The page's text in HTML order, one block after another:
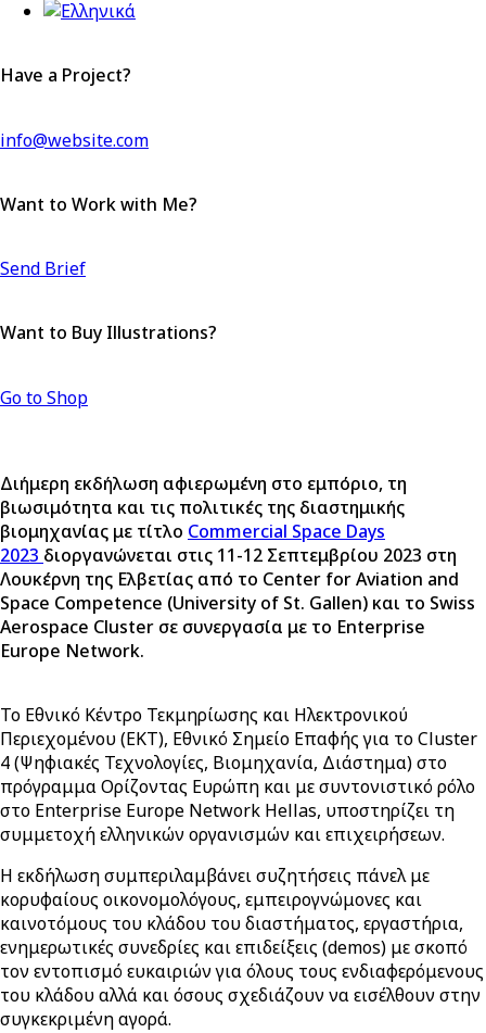
1
xHave a Project?
info@website.com
Want to Work with Me?
Send Brief
Want to Buy Illustrations?
Go to Shop
Διήμερη εκδήλωση αφιερωμένη στο εμπόριο, τη
βιωσιμότητα και τις πολιτικές της διαστημικής
βιομηχανίας με τίτλο Commercial Space Days
2023 διοργανώνεται στις 11-12 Σεπτεμβρίου 2023 στη
Λουκέρνη της Ελβετίας από το Center for Aviation and
Space Competence (University of St. Gallen) και το Swiss
Aerospace Cluster σε συνεργασία με το Enterprise
Europe Network.
Το Εθνικό Κέντρο Τεκμηρίωσης και Ηλεκτρονικού
Περιεχομένου (EKT), Εθνικό Σημείο Επαφής για το Cluster
4 (Ψηφιακές Τεχνολογίες, Βιομηχανία, Διάστημα) στο
πρόγραμμα Ορίζοντας Ευρώπη και με συντονιστικό ρόλο
στο Enterprise Europe Network Hellas, υποστηρίζει τη
συμμετοχή ελληνικών οργανισμών και επιχειρήσεων.
Η εκδήλωση συμπεριλαμβάνει συζητήσεις πάνελ με
κορυφαίους οικονομολόγους, εμπειρογνώμονες και
καινοτόμους του κλάδου του διαστήματος, εργαστήρια,
ενημερωτικές συνεδρίες και επιδείξεις (demos) με σκοπό
τον εντοπισμό ευκαιριών για όλους τους ενδιαφερόμενους
του κλάδου αλλά και όσους σχεδιάζουν να εισέλθουν στην
συγκεκριμένη αγορά.